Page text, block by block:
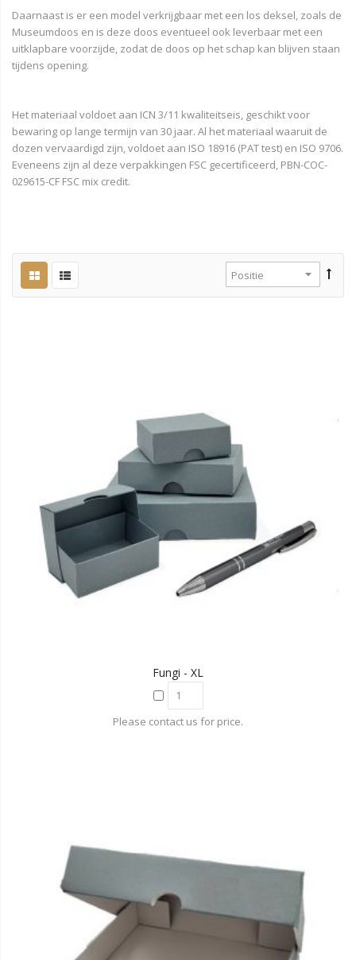
Daarnaast is er een model verkrijgbaar met een los deksel, zoals de
Museumdoos en is deze doos eventueel ook leverbaar met een
uitklapbare voorzijde, zodat de doos op het schap kan blijven staan
tijdens opening.
Het materiaal voldoet aan ICN 3/11 kwaliteitseis, geschikt voor
bewaring op lange termijn van 30 jaar. Al het materiaal waaruit de
dozen vervaardigd zijn, voldoet aan ISO 18916 (PAT test) en ISO 9706.
Eveneens zijn al deze verpakkingen FSC gecertificeerd, PBN-COC-
029615-CF FSC mix credit.
Fungi - XL
Please contact us for price.